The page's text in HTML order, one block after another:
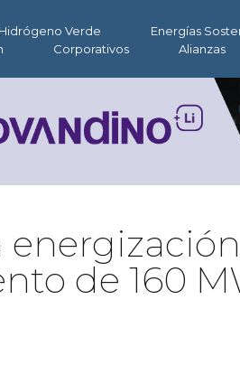
Hidrógeno Verde Energías
Corporativos Alianzas
de 160